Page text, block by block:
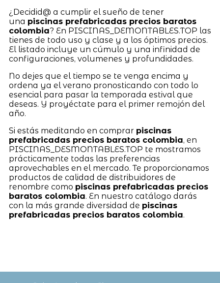
¿Decidid@ a cumplir el sueño de tener
una piscinas prefabricadas precios baratos
colombia? En PISCINAS_DEMONTABLES.TOP las
tienes de todo uso y clase y a los óptimos precios.
El listado incluye un cúmulo y una infinidad de
configuraciones, volumenes y profundidades.
No dejes que el tiempo se te venga encima y
ordena ya el verano pronosticando con todo lo
esencial para pasar la temporada estival que
deseas. Y proyéctate para el primer remojón del
año.
Si estás meditando en comprar piscinas
prefabricadas precios baratos colombia, en
PISCINAS_DESMONTABLES.TOP te mostramos
prácticamente todas las preferencias
aprovechables en el mercado. Te proporcionamos
productos de calidad de distribuidores de
renombre como piscinas prefabricadas precios
baratos colombia. En nuestro catálogo darás
con la más grande diversidad de piscinas
prefabricadas precios baratos colombia.